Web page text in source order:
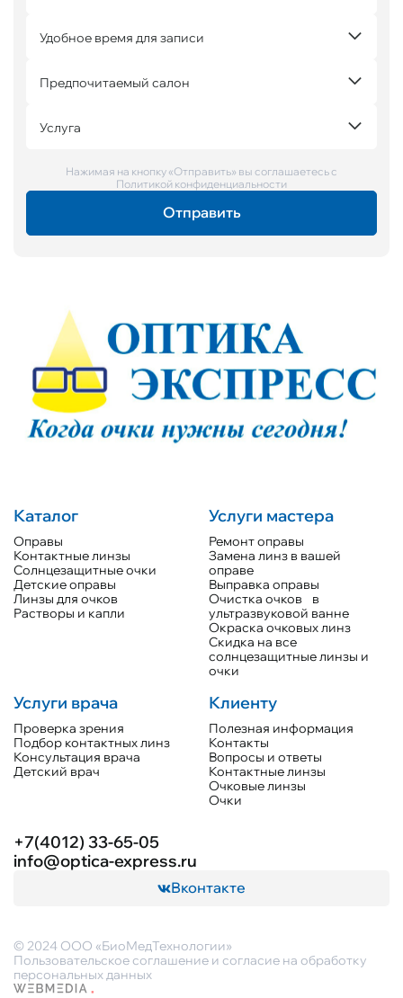
Удобное время для записи
Предпочитаемый салон
Услуга
Нажимая на кнопку «Отправить» вы соглашаетесь с
Политикой конфиденциальности
Каталог
Оправы
Контактные линзы
Солнцезащитные очки
Детские оправы
Линзы для очков
Растворы и капли
Услуги мастера
Ремонт оправы
Замена линз в вашей
оправе
Выправка оправы
Очистка очков в
ультразвуковой ванне
Окраска очковых линз
Скидка на все
солнцезащитные линзы и
очки
Услуги врача
Проверка зрения
Подбор контактных линз
Консультация врача
Детский врач
Клиенту
Полезная информация
Контакты
Вопросы и ответы
Контактные линзы
Очковые линзы
Очки
+7(4012) 33-65-05
info@optica-express.ru
Вконтакте
© 2024 ООО «БиоМедТехнологии»
Пользовательское соглашение и согласие на обработку
персональных данных